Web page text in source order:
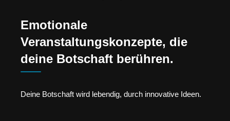
Emotionale
Veranstaltungskonzepte, die
deine Botschaft berühren.
Deine Botschaft wird lebendig, durch innovative Ideen.